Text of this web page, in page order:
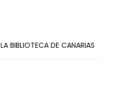
BIBLIOTECA DE CANARIAS